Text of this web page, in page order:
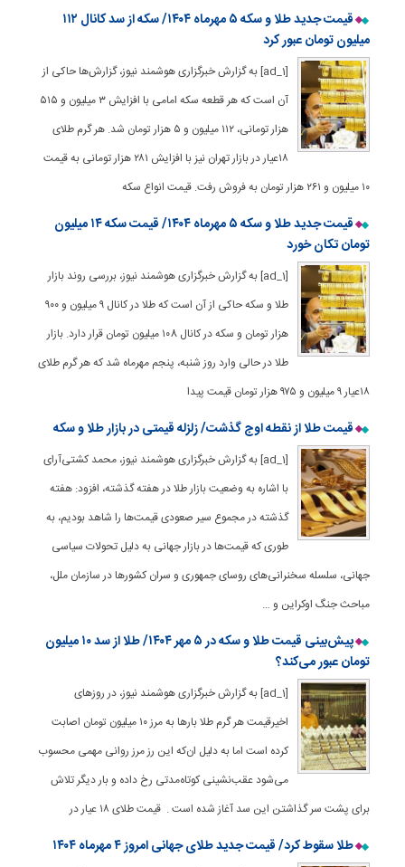
قیمت جدید طلا و سکه ۵ مهرماه ۱۴۰۴/ سکه از سد کانال ۱۱۲
میلیون تومان عبور کرد
[ad_1] به گزارش خبرگزاری هوشمند نیوز، گزارش‌ها حاکی از
آن است که هر قطعه سکه امامی با افزایش ۳ میلیون و ۵۱۵
هزار تومانی، ۱۱۲ میلیون و ۵ هزار تومان شد. هر گرم طلای
۱۸عیار در بازار تهران نیز با افزایش ۲۸۱ هزار تومانی به قیمت
۱۰ میلیون و ۲۶۱ هزار تومان به فروش رفت. قیمت انواع سکه
قیمت جدید طلا و سکه ۵ مهرماه ۱۴۰۴/ قیمت سکه ۱۴ میلیون
تومان تکان خورد
[ad_1] به گزارش خبرگزاری هوشمند نیوز، بررسی روند بازار
طلا و سکه حاکی از آن است که طلا در کانال ۹ میلیون و ۹۰۰
هزار تومان و سکه در کانال ۱۰8 میلیون تومان قرار دارد. بازار
طلا در حالی وارد روز شنبه، پنجم مهرماه شد که هر گرم طلای
۱۸عیار ۹ میلیون و ۹۷۵ هزار تومان قیمت پیدا
قیمت طلا از نقطه اوج گذشت/ زلزله قیمتی در بازار طلا و سکه
[ad_1] به گزارش خبرگزاری هوشمند نیوز، محمد کشتی‌آرای
با اشاره به وضعیت بازار طلا در هفته گذشته، افزود: هفته
گذشته در مجموع سیر صعودی قیمت‌ها را شاهد بودیم، به
طوری که قیمت‌ها در بازار جهانی به دلیل تحولات سیاسی
جهانی، سلسله سخنرانی‌های روسای جمهوری و سران کشورها در سازمان ملل،
مباحث جنگ اوکراین و …
پیش‌بینی قیمت طلا و سکه در ۵ مهر ۱۴۰۴/ طلا از سد ۱۰ میلیون
تومان عبور می‌کند؟
[ad_1] به گزارش خبرگزاری هوشمند نیوز، در روزهای
اخیرقیمت هر گرم طلا بارها به مرز ۱۰ میلیون تومان اصابت
کرده است اما به دلیل ان‌که این رز مرز روانی مهمی محسوب
می‌شود عقب‌نشینی کوتاه‌مدتی رخ داده و بار دیگر تلاش
برای پشت سر گذاشتن این سد آغاز شده است . قیمت طلای ۱۸ عیار در
طلا سقوط کرد/ قیمت جدید طلای جهانی امروز ۴ مهرماه ۱۴۰۴